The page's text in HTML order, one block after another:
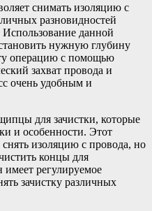
снимать изоляцию с
разновидностей
данной
нужную глубину
операцию с помощью
захват провода и
очень удобным и
для зачистки, которые
и особенности. Этот
изоляцию с провода, но
концы для
регулируемое
зачистку различных